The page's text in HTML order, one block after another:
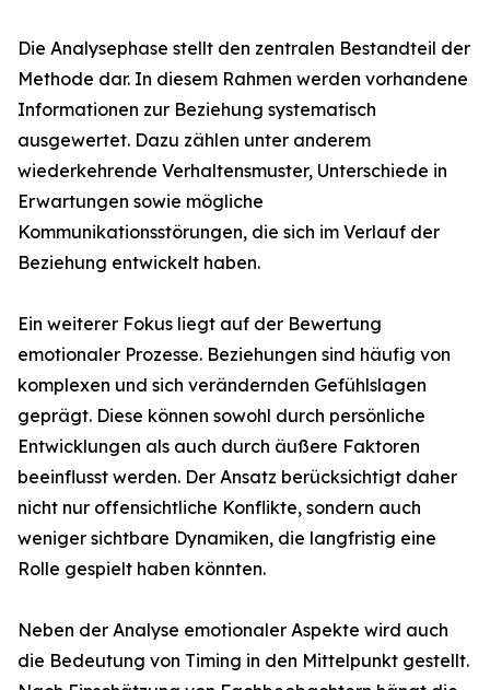
Die Analysephase stellt den zentralen Bestandteil der
Methode dar. In diesem Rahmen werden vorhandene
Informationen zur Beziehung systematisch
ausgewertet. Dazu zählen unter anderem
wiederkehrende Verhaltensmuster, Unterschiede in
Erwartungen sowie mögliche
Kommunikationsstörungen, die sich im Verlauf der
Beziehung entwickelt haben.
Ein weiterer Fokus liegt auf der Bewertung
emotionaler Prozesse. Beziehungen sind häufig von
komplexen und sich verändernden Gefühlslagen
geprägt. Diese können sowohl durch persönliche
Entwicklungen als auch durch äußere Faktoren
beeinflusst werden. Der Ansatz berücksichtigt daher
nicht nur offensichtliche Konflikte, sondern auch
weniger sichtbare Dynamiken, die langfristig eine
Rolle gespielt haben könnten.
Neben der Analyse emotionaler Aspekte wird auch
die Bedeutung von Timing in den Mittelpunkt gestellt.